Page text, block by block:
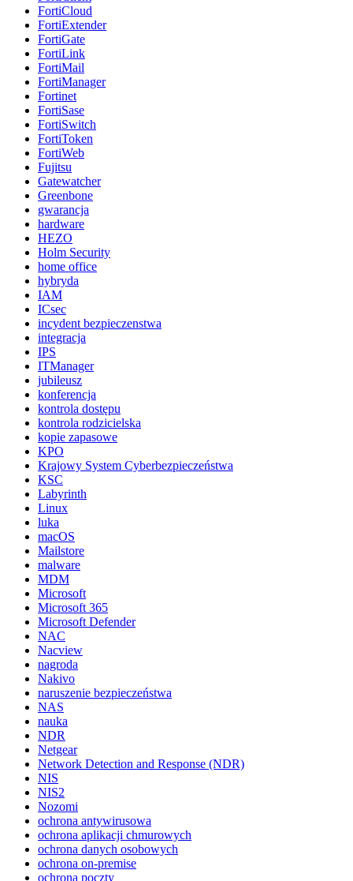
FortiCloud
FortiExtender
FortiGate
FortiLink
FortiMail
FortiManager
Fortinet
FortiSase
FortiSwitch
FortiToken
FortiWeb
Fujitsu
Gatewatcher
Greenbone
gwarancja
hardware
HEZO
Holm Security
home office
hybryda
IAM
ICsec
incydent bezpieczenstwa
integracja
IPS
ITManager
jubileusz
konferencja
kontrola dostępu
kontrola rodzicielska
kopie zapasowe
KPO
Krajowy System Cyberbezpieczeństwa
KSC
Labyrinth
Linux
luka
macOS
Mailstore
malware
MDM
Microsoft
Microsoft 365
Microsoft Defender
NAC
Nacview
nagroda
Nakivo
naruszenie bezpieczeństwa
NAS
nauka
NDR
Netgear
Network Detection and Response (NDR)
NIS
NIS2
Nozomi
ochrona antywirusowa
ochrona aplikacji chmurowych
ochrona danych osobowych
ochrona on-premise
ochrona poczty